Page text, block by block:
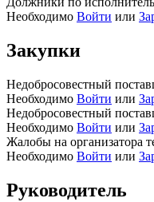
Необходимо Войти или
Закупки
Недобросовестный
Необходимо Войти или
Недобросовестный
Необходимо Войти или
Жалобы на организатора
Необходимо Войти или
Руководитель